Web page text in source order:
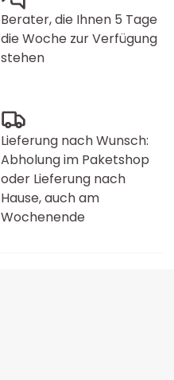
Berater, die Ihnen 5 Tage
die Woche zur Verfügung
stehen
Lieferung nach Wunsch:
Abholung im Paketshop
oder Lieferung nach
Hause, auch am
Wochenende